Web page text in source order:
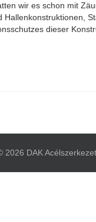
wir es schon mit
dieser
2026 DAK